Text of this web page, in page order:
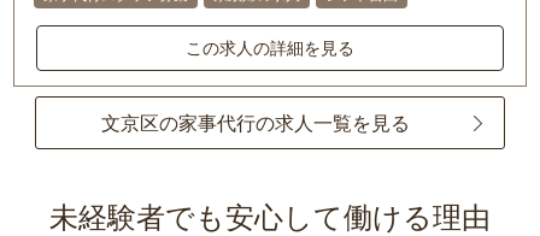
この求人の詳細を見る
文京区の家事代行の求人一覧を見る
未経験者でも安心して働ける理由